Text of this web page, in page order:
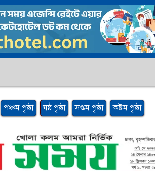
পঞ্চম পৃষ্ঠা ষষ্ঠ পৃষ্ঠা সপ্তম পৃষ্ঠা অষ্টম পৃষ্ঠা